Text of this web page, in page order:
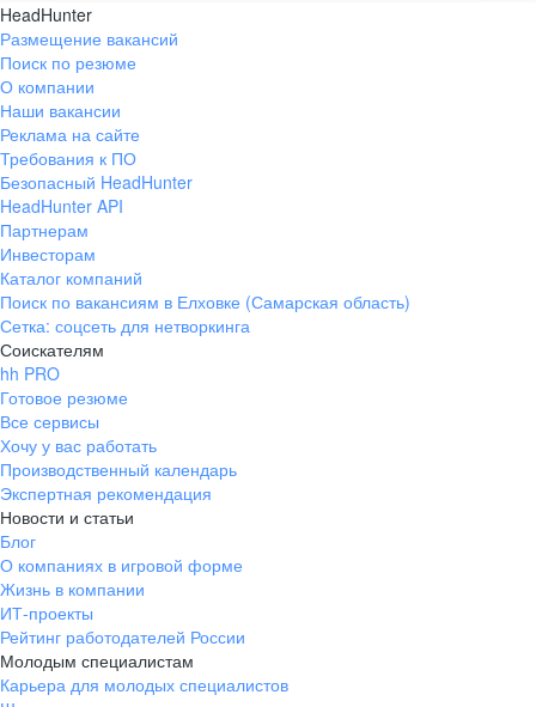
HeadHunter
Размещение вакансий
Поиск по резюме
О компании
Наши вакансии
Реклама на сайте
Требования к ПО
Безопасный HeadHunter
HeadHunter API
Партнерам
Инвесторам
Каталог компаний
Поиск по вакансиям в Елховке (Самарская область)
Сетка: соцсеть для нетворкинга
Соискателям
hh PRO
Готовое резюме
Все сервисы
Хочу у вас работать
Производственный календарь
Экспертная рекомендация
Новости и статьи
Блог
О компаниях в игровой форме
Жизнь в компании
ИТ-проекты
Рейтинг работодателей России
Молодым специалистам
Карьера для молодых специалистов